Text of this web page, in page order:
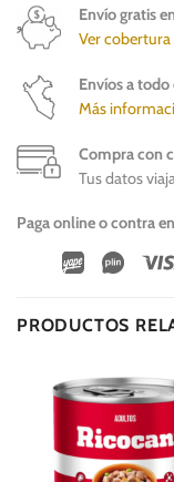
Envío gratis
Ver cobertura
Envíos a
Más
Compra con
Tus datos
Paga online o contra
Wirecard
Vipps
PRODUCTOS